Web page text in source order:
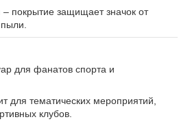
– покрытие защищает значок от
пыли.
для фанатов спорта и
для тематических мероприятий,
клубов.